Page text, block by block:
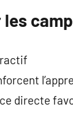
directe